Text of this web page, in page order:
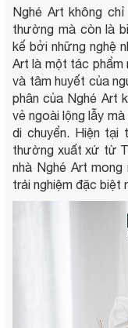
Nghé Art không
thường mà còn là
kế bởi những nghệ
Art là một tác phẩm
và tâm huyết của
phân của Nghé Art
vẻ ngoài lộng lẫy
di chuyển. Hiện tại
thường xuất xứ từ
nhà Nghé Art mong
trải nghiệm đặc biệt